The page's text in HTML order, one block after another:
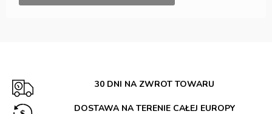
30 DNI NA ZWROT TOWARU
DOSTAWA NA TERENIE CAŁEJ EUROPY